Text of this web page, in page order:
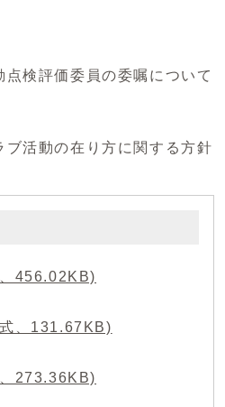
検評価委員の委嘱について
活動の在り方に関する方針
456.02KB)
、131.67KB)
273.36KB)